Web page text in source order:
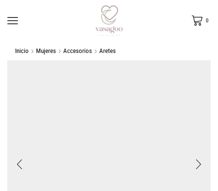
0
Inicio Mujeres Accesorios Aretes